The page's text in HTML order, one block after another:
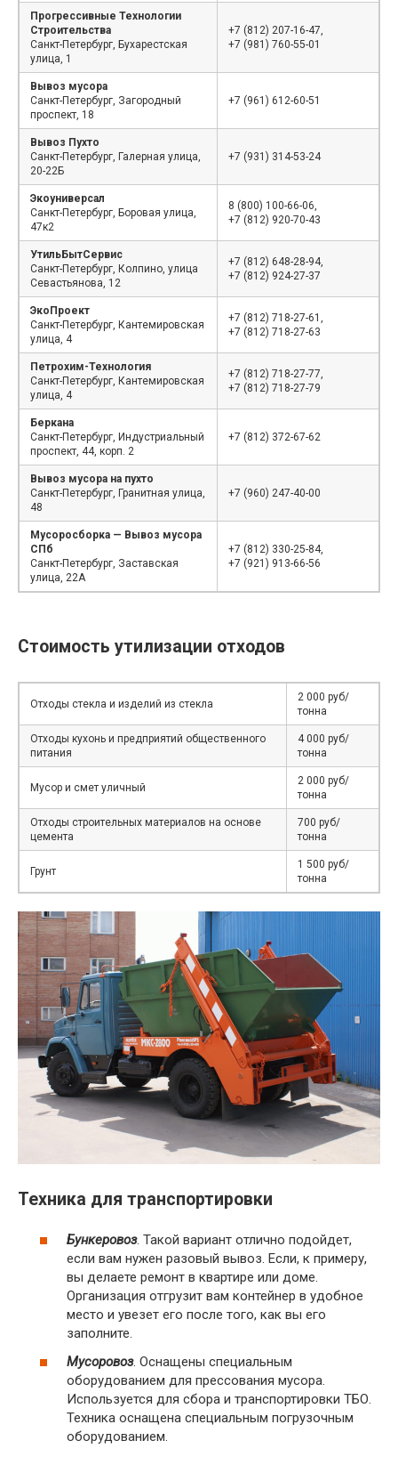
Прогрессивные Технологии
Строительства
Санкт-Петербург, Бухарестская
улица, 1
+7 (812) 207-16-47,
+7 (981) 760-55-01
Вывоз мусора
Санкт-Петербург, Загородный
проспект, 18
+7 (961) 612-60-51
Вывоз Пухто
Санкт-Петербург, Галерная улица,
20-22Б
+7 (931) 314-53-24
Экоуниверсал
Санкт-Петербург, Боровая улица,
47к2
8 (800) 100-66-06,
+7 (812) 920-70-43
УтильБытСервис
Санкт-Петербург, Колпино, улица
Севастьянова, 12
+7 (812) 648-28-94,
+7 (812) 924-27-37
ЭкоПроект
Санкт-Петербург, Кантемировская
улица, 4
+7 (812) 718-27-61,
+7 (812) 718-27-63
Петрохим-Технология
Санкт-Петербург, Кантемировская
улица, 4
+7 (812) 718-27-77,
+7 (812) 718-27-79
Беркана
Санкт-Петербург, Индустриальный
проспект, 44, корп. 2
+7 (812) 372-67-62
Вывоз мусора на пухто
Санкт-Петербург, Гранитная улица,
48
+7 (960) 247-40-00
Мусоросборка — Вывоз мусора
СПб
Санкт-Петербург, Заставская
улица, 22А
+7 (812) 330-25-84,
+7 (921) 913-66-56
Стоимость утилизации отходов
Отходы стекла и изделий из стекла
2 000 руб/
тонна
Отходы кухонь и предприятий общественного
питания
4 000 руб/
тонна
Мусор и смет уличный
2 000 руб/
тонна
Отходы строительных материалов на основе
цемента
700 руб/
тонна
Грунт
1 500 руб/
тонна
Техника для транспортировки
Бункеровоз. Такой вариант отлично подойдет,
если вам нужен разовый вывоз. Если, к примеру,
вы делаете ремонт в квартире или доме.
Организация отгрузит вам контейнер в удобное
место и увезет его после того, как вы его
заполните.
Мусоровоз. Оснащены специальным
оборудованием для прессования мусора.
Используется для сбора и транспортировки ТБО.
Техника оснащена специальным погрузочным
оборудованием.